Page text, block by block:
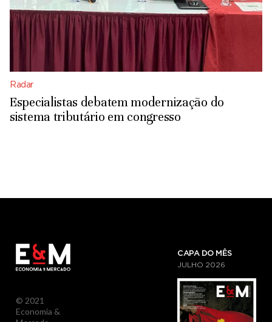
Radar
Especialistas debatem modernização do
sistema tributário em congresso
© 2021
Economia &
CAPA DO MÊS
JULHO 2026